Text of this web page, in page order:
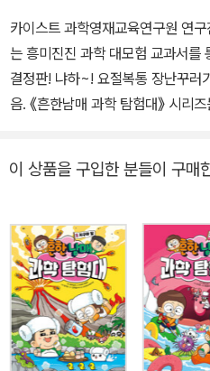
카이스트 과학영재교육연구원 연
는 흥미진진 과학 대모험 교과서를
결정판! 냐하~! 요절복통 장난꾸러기 흔한남매와 함께하는 과학 첫걸
음. 《흔한남매 과학 탐험대》 시리
행하며 쉽고 재미있게 과학 지식을
관련 정보들을 더했다. 흔한남매와
과학이 두렵지 않다! 언제나처럼 퉁탕거리다 동네 숲속에서 우연히
발견한 의문의 연구소. 으뜸이와
젤리를 먹고 특별한 능력을 갖게
리를 모으면 소원을 이룰 수 있다
학 탐험대를 결성한다. 하지만 지
이 상품을 구입한 분들이 구매